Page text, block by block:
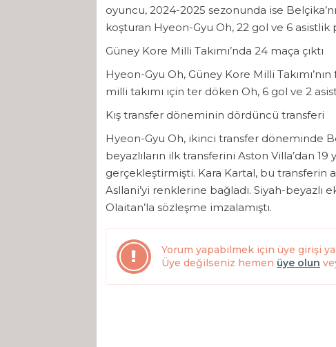
oyuncu, 2024-2025 sezonunda ise
koşturan Hyeon-Gyu Oh, 22 gol ve 6
Güney Kore Milli Takımı’nda 24 maça çıktı
Hyeon-Gyu Oh, Güney Kore Milli
milli takımı için ter döken Oh, 6 gol ve 2
Kış transfer döneminin dördüncü transferi
Hyeon-Gyu Oh, ikinci transfer döneminde
beyazlıların ilk transferini Aston Villa’dan 19
gerçekleştirmişti. Kara Kartal, bu transferin
Asllani’yi renklerine bağladı. Siyah-beyazlı
Olaitan’la sözleşme imzalamıştı.
Yorum yapabilmek için üye girişi
Üye değilseniz hemen üye olun